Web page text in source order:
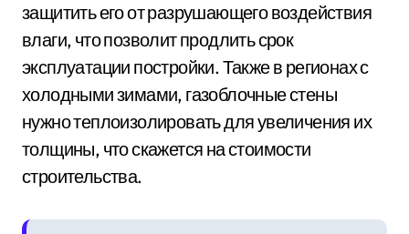
защитить его от разрушающего воздействия
влаги, что позволит продлить срок
эксплуатации постройки. Также в регионах с
холодными зимами, газоблочные стены
нужно теплоизолировать для увеличения их
толщины, что скажется на стоимости
строительства.